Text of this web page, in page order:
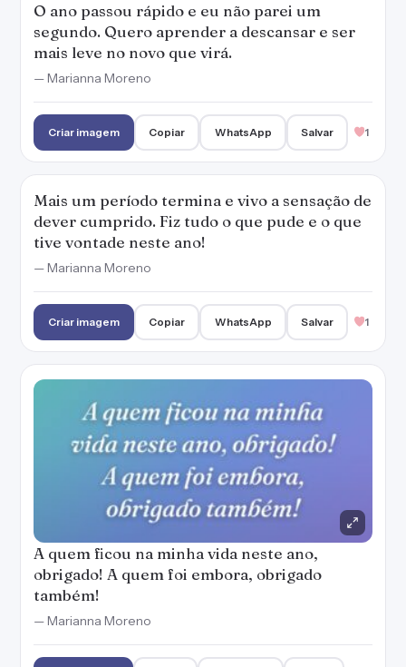
O ano passou rápido e eu não parei um
segundo. Quero aprender a descansar e ser
mais leve no novo que virá.
— Marianna Moreno
Criar imagem Copiar WhatsApp Salvar 1
Mais um período termina e vivo a sensação de
dever cumprido. Fiz tudo o que pude e o que
tive vontade neste ano!
— Marianna Moreno
Criar imagem Copiar WhatsApp Salvar 1
A quem ficou na minha vida neste ano,
obrigado! A quem foi embora, obrigado
também!
— Marianna Moreno